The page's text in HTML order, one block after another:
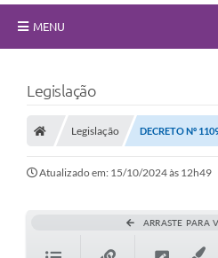
MENU
Principal
Nossa Cidade
Secretarias
Legislação
Legislação DECRETO Nº
Atualizado em: 15/10/2024 às 12h49
ARRASTE PARA